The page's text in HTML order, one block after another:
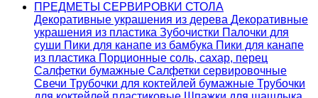
ПРЕДМЕТЫ СЕРВИРОВКИ СТОЛА
Декоративные украшения из дерева Декоративные
украшения из пластика Зубочистки Палочки для
суши Пики для канапе из бамбука Пики для канапе
из пластика Порционные соль, сахар, перец
Салфетки бумажные Салфетки сервировочные
Свечи Трубочки для коктейлей бумажные Трубочки